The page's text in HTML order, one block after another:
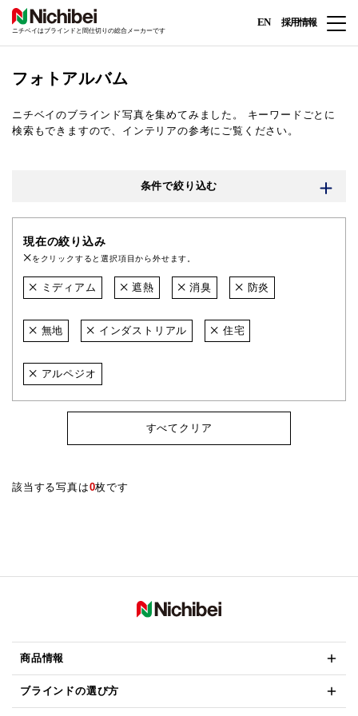
ニチベイはブラインドと間仕切りの総合メーカーです
EN 採用情報
フォトアルバム
ニチベイのブラインド写真を集めてみました。
キーワードごとに
検索もできますので、インテリアの参考にご覧ください。
条件で絞り込む
現在の絞り込み
をクリックすると選択項目から外せます。
ミディアム 遮熱 消臭 防炎
無地 インダストリアル 住宅
アルペジオ
すべてクリア
該当する写真は0枚です
商品情報
ブラインドの選び方